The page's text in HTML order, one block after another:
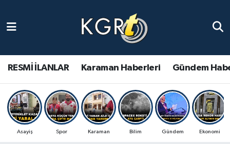
RESMİ İLANLAR Karaman Haberleri Gündem
Asayiş Spor Karaman Bilim Gündem Ekonomi
Gündem Haberleri
Güncel Haberler
Spor Haberleri